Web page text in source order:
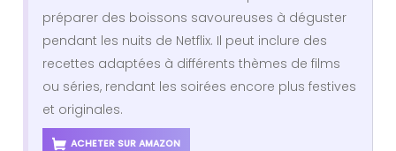
préparer des boissons savoureuses à déguster
pendant les nuits de Netflix. Il peut inclure des
recettes adaptées à différents thèmes de films
ou séries, rendant les soirées encore plus festives
et originales.
ACHETER SUR AMAZON